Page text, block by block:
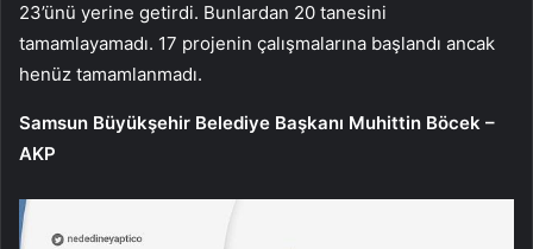
23’ünü yerine getirdi. Bunlardan 20 tanesini
tamamlayamadı. 17 projenin çalışmalarına başlandı ancak
henüz tamamlanmadı.
Samsun Büyükşehir Belediye Başkanı Muhittin Böcek –
AKP